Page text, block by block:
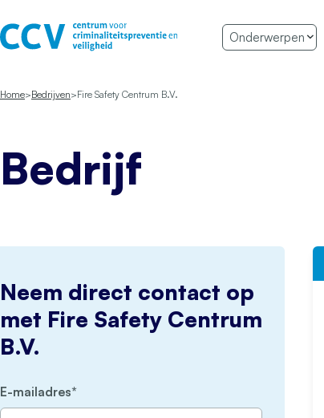
Onderwerpen
Home Bedrijven Fire Safety Centrum B.V.
Bedrijf
Neem direct contact op
met Fire Safety Centrum
B.V.
E-mailadres